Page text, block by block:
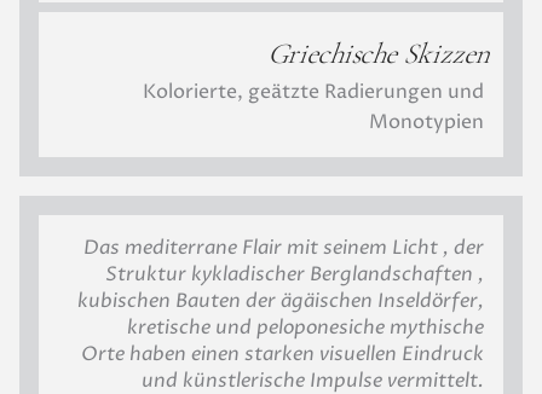
Griechische Skizzen
Kolorierte, geätzte Radierungen und
Monotypien
Das mediterrane Flair mit seinem Licht , der
Struktur kykladischer Berglandschaften ,
kubischen Bauten der ägäischen Inseldörfer,
kretische und peloponesiche mythische
Orte haben einen starken visuellen Eindruck
und künstlerische Impulse vermittelt.